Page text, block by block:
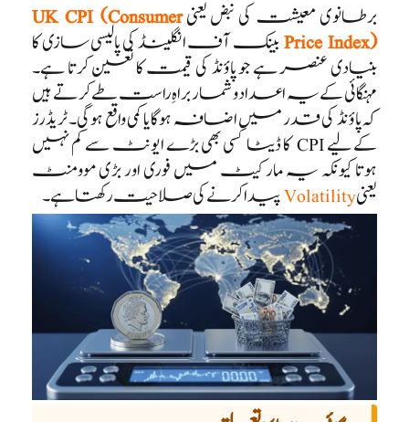
برطانوی معیشت کی نبض یعنیUK CPI (Consumer
Price Index)بینک آف انگلینڈ کی پالیسی سازی کا
بنیادی عنصر ہے جو پاؤنڈ کی قیمت کا تعین کرتا ہے۔
مہنگائی کے یہ اعداد و شمار براہِ راست طے کرتے ہیں
کہ پاؤنڈ کی قدر میں اضافہ ہوگا یا کمی واقع ہوگی۔ ٹریڈرز
کے لیے CPI کا ڈیٹا کسی بھی بڑے ایونٹ سے کم نہیں
ہوتا کیونکہ یہ مارکیٹ میں فوری اور بڑی موومنٹ
یعنیVolatilityپیدا کرنے کی صلاحیت رکھتا ہے۔